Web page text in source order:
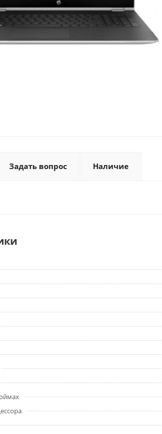
Задать вопрос Наличие